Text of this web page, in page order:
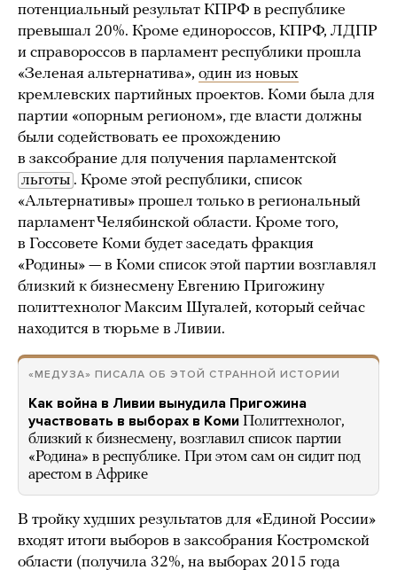
потенциальный результат КПРФ в республике
превышал 20%. Кроме единороссов, КПРФ, ЛДПР
и справороссов в парламент республики прошла
«Зеленая альтернатива», один из новых
кремлевских партийных проектов. Коми была для
партии «опорным регионом», где власти должны
были содействовать ее прохождению
в заксобрание для получения парламентской
льготы . Кроме этой республики, список
«Альтернативы» прошел только в региональный
парламент Челябинской области. Кроме того,
в Госсовете Коми будет заседать фракция
«Родины» — в Коми список этой партии возглавлял
близкий к бизнесмену Евгению Пригожину
политтехнолог Максим Шугалей, который сейчас
находится в тюрьме в Ливии.
«МЕДУЗА» ПИСАЛА ОБ ЭТОЙ СТРАННОЙ ИСТОРИИ
Как война в Ливии вынудила Пригожина
участвовать в выборах в Коми Политтехнолог,
близкий к бизнесмену, возглавил список партии
«Родина» в республике. При этом сам он сидит под
арестом в Африке
В тройку худших результатов для «Единой России»
входят итоги выборов в заксобрания Костромской
области (получила 32%, на выборах 2015 года